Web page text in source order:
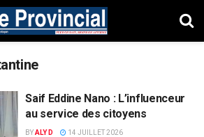
Saif Eddine Nano : L’influenceur
au service des citoyens
BYALY D 14 JUILLET 2026